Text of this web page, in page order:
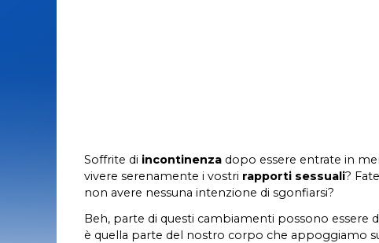
Soffrite di incontinenza dopo essere entrate in
vivere serenamente i vostri rapporti sessuali?
non avere nessuna intenzione di sgonfiarsi?
Beh, parte di questi cambiamenti possono essere
è quella parte del nostro corpo che appoggiamo